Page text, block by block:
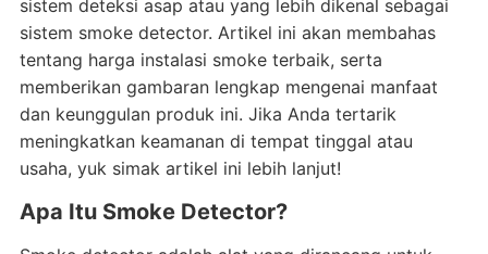
sistem deteksi asap atau yang lebih dikenal sebagai
sistem smoke detector. Artikel ini akan membahas
tentang harga instalasi smoke terbaik, serta
memberikan gambaran lengkap mengenai manfaat
dan keunggulan produk ini. Jika Anda tertarik
meningkatkan keamanan di tempat tinggal atau
usaha, yuk simak artikel ini lebih lanjut!
Apa Itu Smoke Detector?